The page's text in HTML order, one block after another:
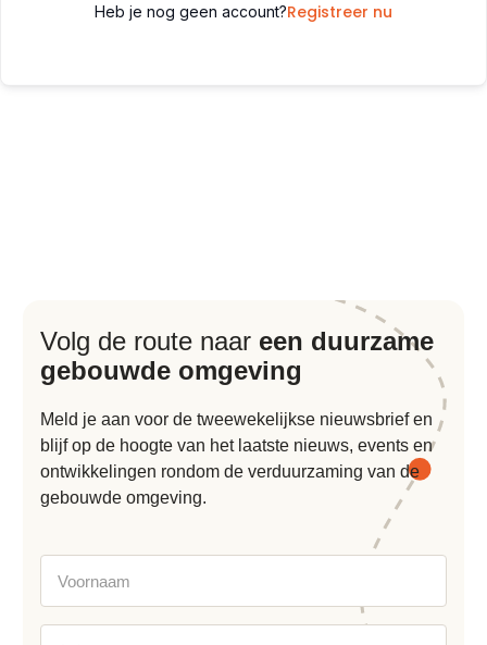
Heb je nog geen account?Registreer nu
Volg de route naar een duurzame
gebouwde omgeving
Meld je aan voor de tweewekelijkse nieuwsbrief en
blijf op de hoogte van het laatste nieuws, events en
ontwikkelingen rondom de verduurzaming van de
gebouwde omgeving.